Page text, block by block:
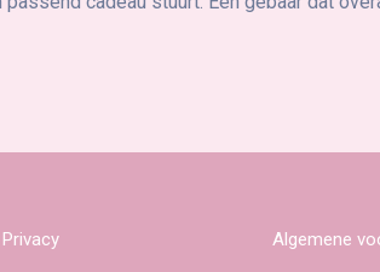
Privacy Algemene